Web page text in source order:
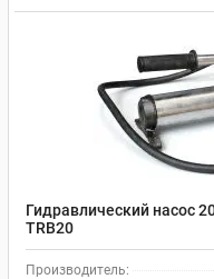
Гидравлический насос
TRB20
Производитель: